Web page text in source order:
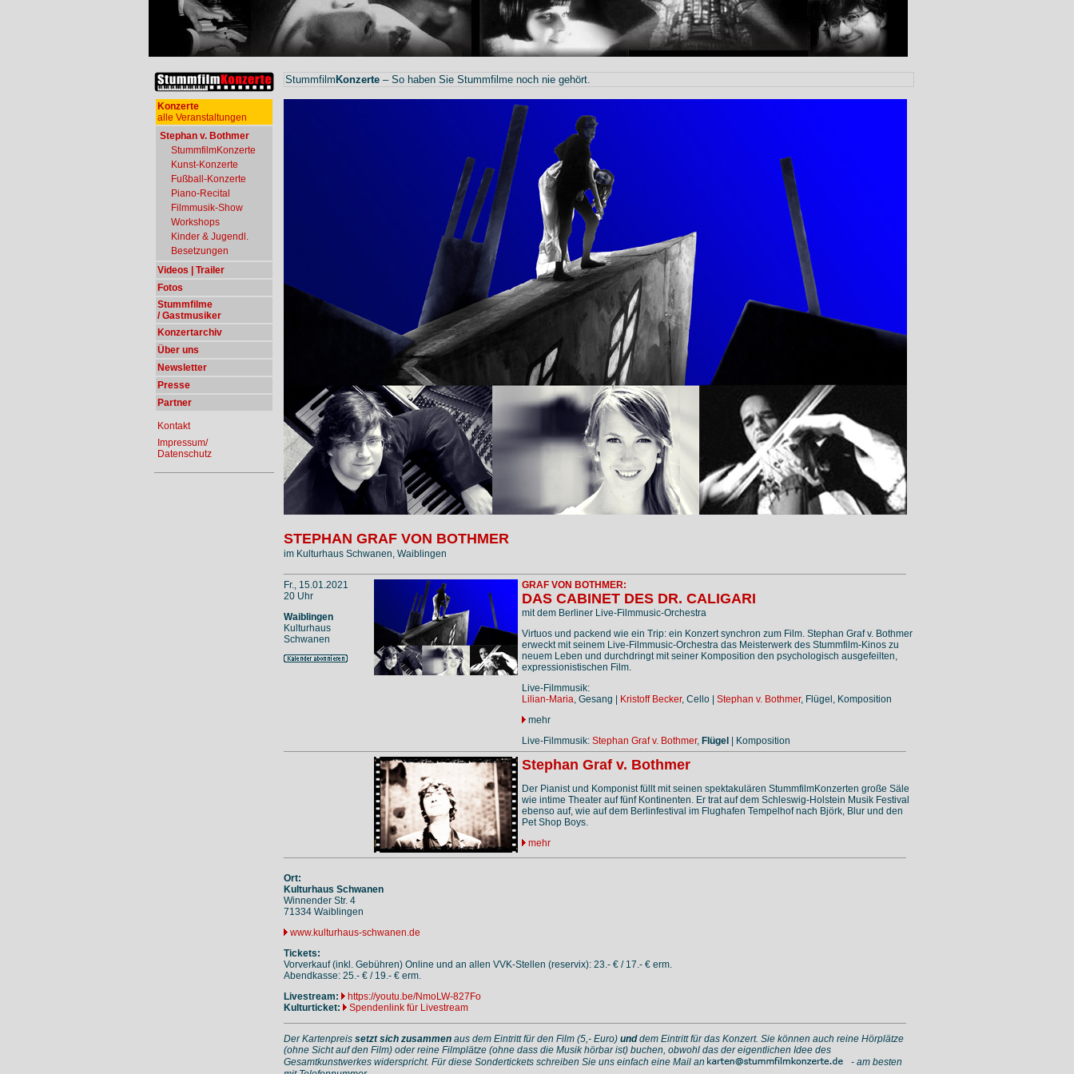
Konzerte
alle Veranstaltungen
Stephan v. Bothmer
StummfilmKonzerte
Kunst-Konzerte
Fußball-Konzerte
Piano-Recital
Filmmusik-Show
Workshops
Kinder & Jugendl.
Besetzungen
Videos | Trailer
Fotos
Stummfilme
/ Gastmusiker
Konzertarchiv
Über uns
Newsletter
Presse
Partner
Kontakt
Impressum/
Datenschutz
Stummfilm Konzerte– So haben Sie Stummfilme noch nie gehört.
STEPHAN GRAF VON BOTHMER
im Kulturhaus Schwanen, Waiblingen
Fr., 15.01.2021
20 Uhr
Waiblingen
Kulturhaus
Schwanen
GRAF VON BOTHMER:
DAS CABINET DES DR. CALIGARI
mit dem Berliner Live-Filmmusic-Orchestra
Virtuos und packend wie ein Trip: ein Konzert synchron zum Film. Stephan Graf v. Bothmer
erweckt mit seinem Live-Filmmusic-Orchestra das Meisterwerk des Stummfilm-Kinos zu
neuem Leben und durchdringt mit seiner Komposition den psychologisch ausgefeilten,
expressionistischen Film.
Live-Filmmusik:
Lilian-Maria, Gesang | Kristoff Becker, Cello | Stephan v. Bothmer, Flügel, Komposition
mehr
Live-Filmmusik: Stephan Graf v. Bothmer, Flügel | Komposition
Stephan Graf v. Bothmer
Der Pianist und Komponist füllt mit seinen spektakulären StummfilmKonzerten große Säle
wie intime Theater auf fünf Kontinenten. Er trat auf dem Schleswig-Holstein Musik Festival
ebenso auf, wie auf dem Berlinfestival im Flughafen Tempelhof nach Björk, Blur und den
Pet Shop Boys.
mehr
Ort:
Kulturhaus Schwanen
Winnender Str. 4
71334 Waiblingen
www.kulturhaus-schwanen.de
Tickets:
Vorverkauf (inkl. Gebühren) Online und an allen VVK-Stellen (reservix): 23.- € / 17.- € erm.
Abendkasse: 25.- € / 19.- € erm.
Livestream:
https://youtu.be/NmoLW-827Fo
Kulturticket:
Spendenlink für Livestream
Der Kartenpreis setzt sich zusammenaus dem Eintritt für den Film (5,- Euro) unddem Eintritt für das Konzert. Sie können auch reine Hörplätze
(ohne Sicht auf den Film) oder reine Filmplätze (ohne dass die Musik hörbar ist) buchen, obwohl das der eigentlichen Idee des
Gesamtkunstwerkes widerspricht. Für diese Sondertickets schreiben Sie uns einfach eine Mail an
- am besten